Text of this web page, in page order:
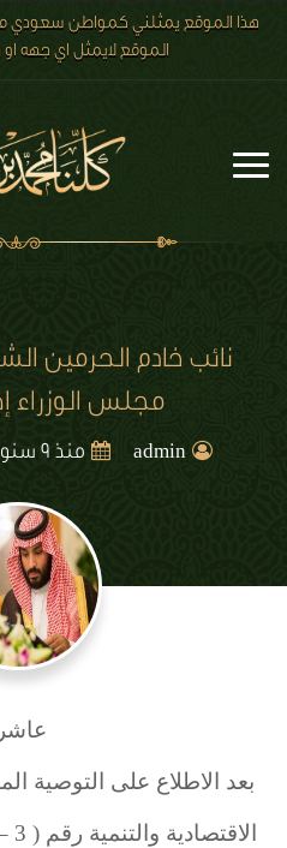
هذا الموقع يمثلني كمواطن سعودي
الموقع لايمثل اي جهه
نائب خادم الحرمين
مجلس الوزراء
admin منذ 9 سنوات
عاشراً
بعد الاطلاع على التوصية